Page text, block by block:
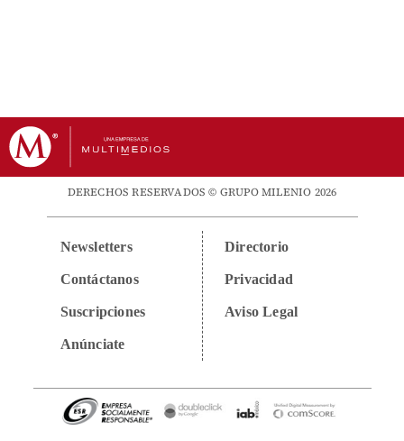
DERECHOS RESERVADOS © GRUPO MILENIO 2026
Newsletters
Contáctanos
Suscripciones
Anúnciate
Directorio
Privacidad
Aviso Legal